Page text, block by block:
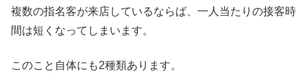
複数の指名客が来店しているならば、一人当たりの接客時
間は短くなってしまいます。
このこと自体にも2種類あります。